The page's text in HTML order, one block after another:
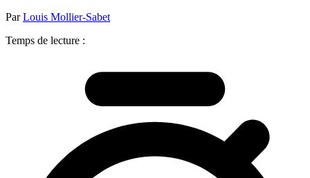
ParLouis Mollier-Sabet
Temps de lecture :